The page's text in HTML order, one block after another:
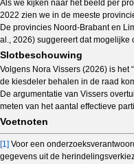
Als we kijken naar het beeld per
2022 zien we in de meeste
De provincies Noord-Brabant en
al., 2026) suggereert dat
Slotbeschouwing
Volgens Nora Vissers (2026) is het
de kiesdeler behalen in de raad
De argumentatie van Vissers
meten van het aantal effectieve
Voetnoten
[1] Voor een
gegevens uit de